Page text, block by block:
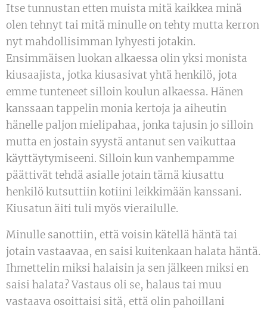
Itse tunnustan etten muista mitä kaikkea minä
olen tehnyt tai mitä minulle on tehty mutta kerron
nyt mahdollisimman lyhyesti jotakin.
Ensimmäisen luokan alkaessa olin yksi monista
kiusaajista, jotka kiusasivat yhtä henkilö, jota
emme tunteneet silloin koulun alkaessa. Hänen
kanssaan tappelin monia kertoja ja aiheutin
hänelle paljon mielipahaa, jonka tajusin jo silloin
mutta en jostain syystä antanut sen vaikuttaa
käyttäytymiseeni. Silloin kun vanhempamme
päättivät tehdä asialle jotain tämä kiusattu
henkilö kutsuttiin kotiini leikkimään kanssani.
Kiusatun äiti tuli myös vierailulle.
Minulle sanottiin, että voisin kätellä häntä tai
jotain vastaavaa, en saisi kuitenkaan halata häntä.
Ihmettelin miksi halaisin ja sen jälkeen miksi en
saisi halata? Vastaus oli se, halaus tai muu
vastaava osoittaisi sitä, että olin pahoillani